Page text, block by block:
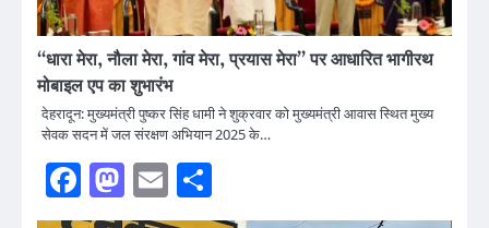
‘‘धारा मेरा, नौला मेरा, गांव मेरा, प्रयास मेरा’’ पर आधारित भागीरथ
मोबाइल एप का शुभारंभ
देहरादून: मुख्यमंत्री पुष्कर सिंह धामी ने शुक्रवार को मुख्यमंत्री आवास स्थित मुख्य
सेवक सदन में जल संरक्षण अभियान 2025 के…
Facebook
Mastodon
Email